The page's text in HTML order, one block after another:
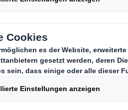
Schuhe